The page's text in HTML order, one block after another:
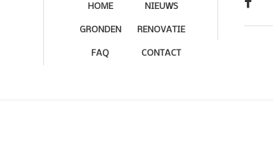
HOME NIEUWS
GRONDEN RENOVATIE
FAQ CONTACT